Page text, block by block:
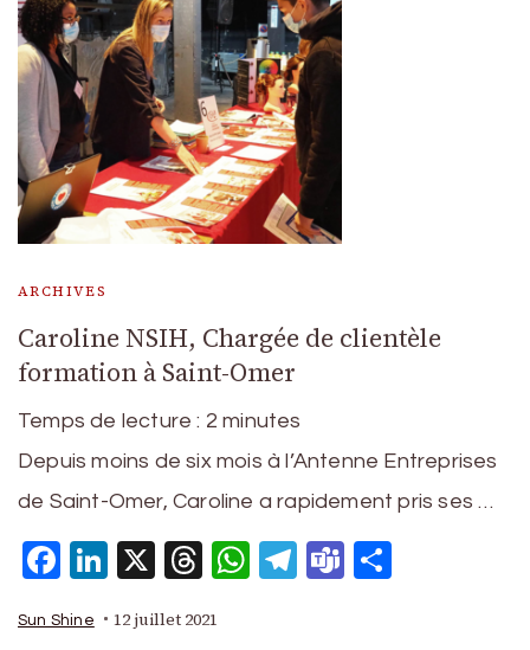
ARCHIVES
Caroline NSIH, Chargée de clientèle
formation à Saint-Omer
Temps de lecture : 2 minutes
Depuis moins de six mois à l’Antenne Entreprises
de Saint-Omer, Caroline a rapidement pris ses …
Facebook
LinkedIn
X Threads
WhatsApp
Telegram
Teams
Sun Shine 12 juillet 2021